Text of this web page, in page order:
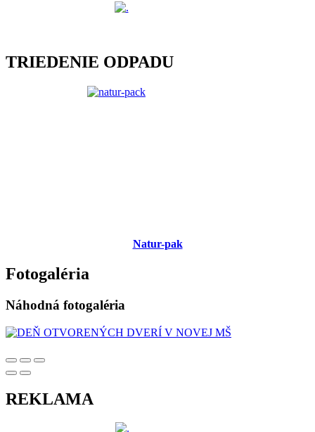
TRIEDENIE ODPADU
Natur-pak
Fotogaléria
Náhodná fotogaléria
REKLAMA